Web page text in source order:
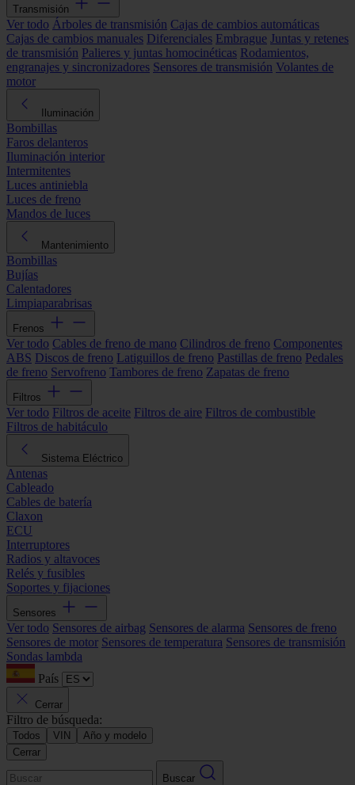
Transmisión
Ver todo Árboles de transmisión Cajas de cambios automáticas
Cajas de cambios manuales Diferenciales Embrague Juntas y retenes
de transmisión Palieres y juntas homocinéticas Rodamientos,
engranajes y sincronizadores Sensores de transmisión Volantes de
motor
Iluminación
Bombillas
Faros delanteros
Iluminación interior
Intermitentes
Luces antiniebla
Luces de freno
Mandos de luces
Mantenimiento
Bombillas
Bujías
Calentadores
Limpiaparabrisas
Frenos
Ver todo Cables de freno de mano Cilindros de freno Componentes
ABS Discos de freno Latiguillos de freno Pastillas de freno Pedales
de freno Servofreno Tambores de freno Zapatas de freno
Filtros
Ver todo Filtros de aceite Filtros de aire Filtros de combustible
Filtros de habitáculo
Sistema Eléctrico
Antenas
Cableado
Cables de batería
Claxon
ECU
Interruptores
Radios y altavoces
Relés y fusibles
Soportes y fijaciones
Sensores
Ver todo Sensores de airbag Sensores de alarma Sensores de freno
Sensores de motor Sensores de temperatura Sensores de transmisión
Sondas lambda
País
Cerrar
Filtro de búsqueda:
Todos VIN
Año y modelo
Cerrar
Buscar